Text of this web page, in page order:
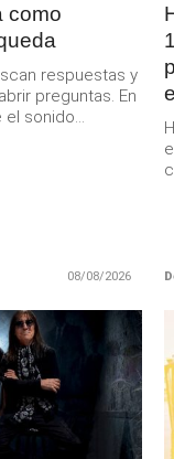
como
respuestas y
preguntas. En
sonido...
08/08/2026